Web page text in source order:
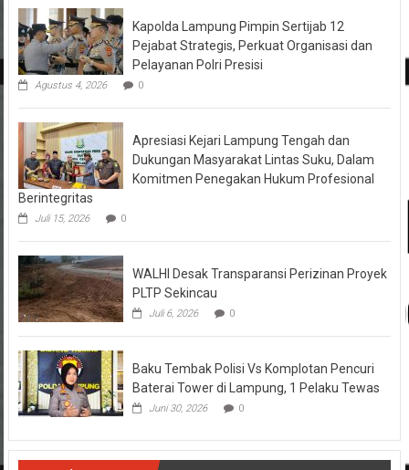
Kapolda Lampung Pimpin Sertijab 12
Pejabat Strategis, Perkuat Organisasi dan
Pelayanan Polri Presisi
Agustus 4, 2026 0
Apresiasi Kejari Lampung Tengah dan
Dukungan Masyarakat Lintas Suku, Dalam
Komitmen Penegakan Hukum Profesional
Berintegritas
Juli 15, 2026 0
WALHI Desak Transparansi Perizinan Proyek
PLTP Sekincau
Juli 6, 2026 0
Baku Tembak Polisi Vs Komplotan Pencuri
Baterai Tower di Lampung, 1 Pelaku Tewas
Juni 30, 2026 0